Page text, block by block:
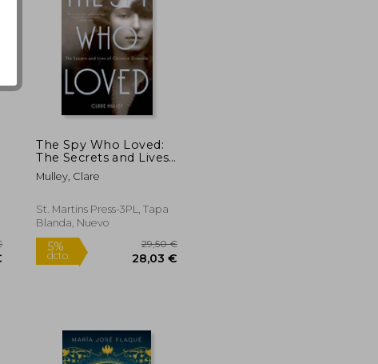
10,95 €
10,40 €
5%
dcto.
The Spy Who Loved:
The Secrets and Lives
of Christine Granville
(en Inglés)
Mulley, Clare
St. Martins Press-3PL, Tapa
Blanda, Nuevo